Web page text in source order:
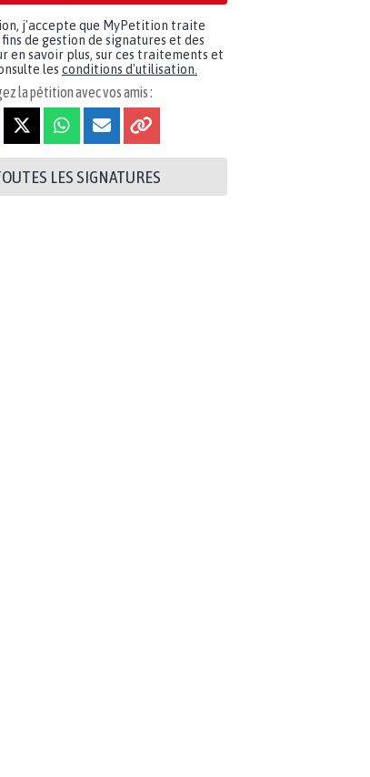
j'accepte que MyPetition traite
fins de gestion de signatures et des
en savoir plus, sur ces traitements et
les conditions d'utilisation.
la pétition avec vos amis :
LES SIGNATURES